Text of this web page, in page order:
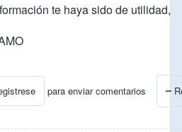
te haya sido de utilidad,
para enviar comentarios
Visa Residente en Venezuela